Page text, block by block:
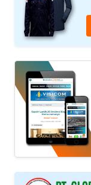
Informasi
INDEKS
BERITA
KONTAK
KAMI
INFO
IKLAN
TENTANG